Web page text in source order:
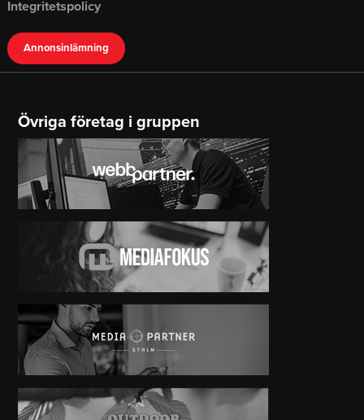
Integritetspolicy
Annonsinlämning
Övriga företag i gruppen